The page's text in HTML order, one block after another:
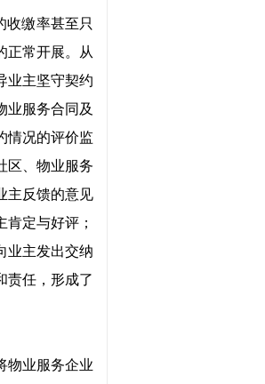
收缴率甚至只
正常开展。从
业主坚守契约
业服务合同及
情况的评价监
区、物业服务
主反馈的意见
定与好评；
业主发出交纳
责任，形成了
物业服务企业